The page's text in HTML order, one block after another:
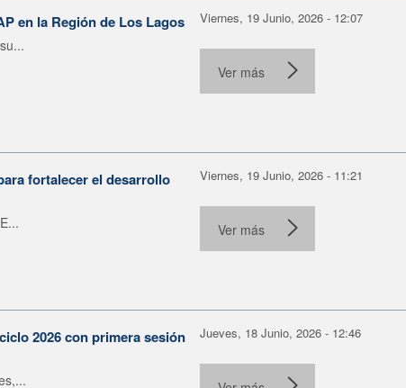
en la Región de Los Lagos Viernes, 19 Junio, 2026 - 12:07
Ver más
fortalecer el desarrollo
Viernes, 19 Junio, 2026 - 11:21
Ver más
2026 con primera sesión
Jueves, 18 Junio, 2026 - 12:46